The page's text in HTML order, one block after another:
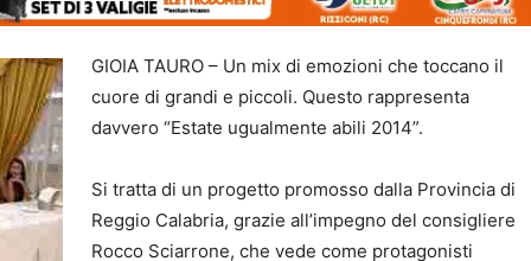
GIOIA TAURO – Un mix di emozioni che toccano il
cuore di grandi e piccoli. Questo rappresenta
davvero “Estate ugualmente abili 2014”.
Si tratta di un progetto promosso dalla Provincia di
Reggio Calabria, grazie all’impegno del consigliere
Rocco Sciarrone, che vede come protagonisti